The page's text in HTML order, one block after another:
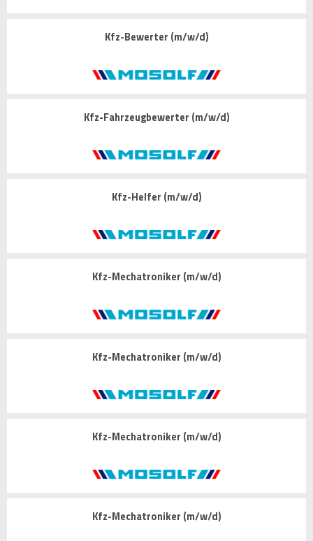
Kfz-Bewerter (m/w/d)
Kfz-Fahrzeugbewerter (m/w/d)
Kfz-Helfer (m/w/d)
Kfz-Mechatroniker (m/w/d)
Kfz-Mechatroniker (m/w/d)
Kfz-Mechatroniker (m/w/d)
Kfz-Mechatroniker (m/w/d)